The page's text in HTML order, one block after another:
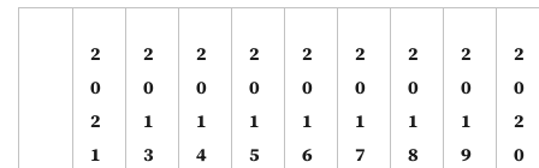
2
0
2
1
2
0
1
3
2
0
1
4
2
0
1
5
2
0
1
6
2
0
1
7
2
0
1
8
2
0
1
9
2
0
2
0